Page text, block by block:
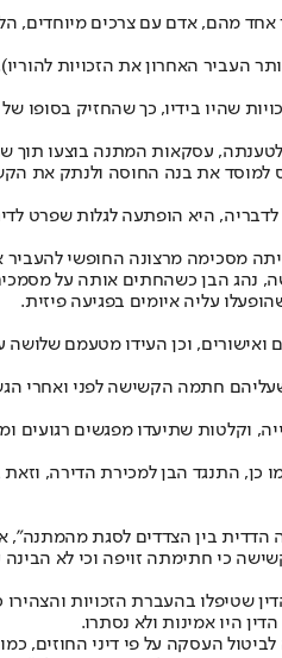
שהיו בידיו, כך שהחזיק בסופו של
עסקאות המתנה בוצעו תוך
את בנה החוסה ולנתק את
במשך שנים נהג הבן להוציא ממנה באיומים כספי צבה שקיבלה בסך של
מסכימה מרצונה החופשי
הבן כשהחתים אותה על
עליה איומים בפגיעה פיזית.
וכן העידו מטעמם
שעליהם חתמה הקשישה לפני
וקלטות שתיעדו מפגשים
התנגד הבן למכירת הדירה,
בין הצדדים לסגת מהמתנה",
כי חתימתה זויפה וכי לא
שטיפלו בהעברת הזכויות
היו אמינות ולא נסתרו.
העסקה על פי דיני החוזים,